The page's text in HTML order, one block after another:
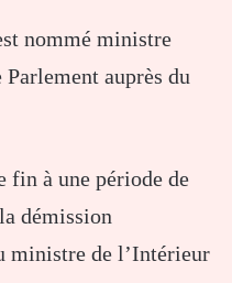
nommé ministre
auprès du
fin à une période de
démission
ministre de l’Intérieur